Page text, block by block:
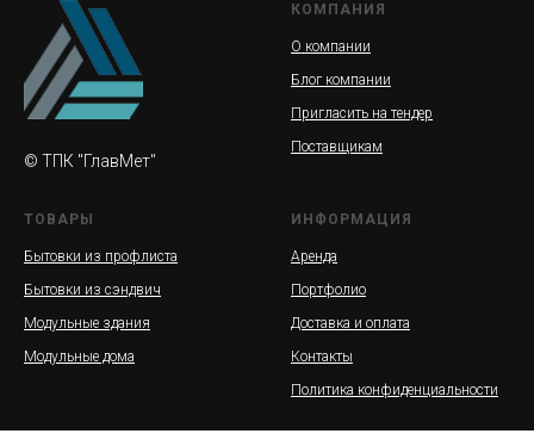
© ТПК "ГлавМет"
КОМПАНИЯ
О компании
Блог компании
Пригласить на тендер
Поставщикам
ТОВАРЫ
Бытовки из профлиста
Бытовки из сэндвич
Модульные здания
Модульные дома
ИНФОРМАЦИЯ
Аренда
Портфолио
Доставка и оплата
Контакты
Политика конфиденциальности